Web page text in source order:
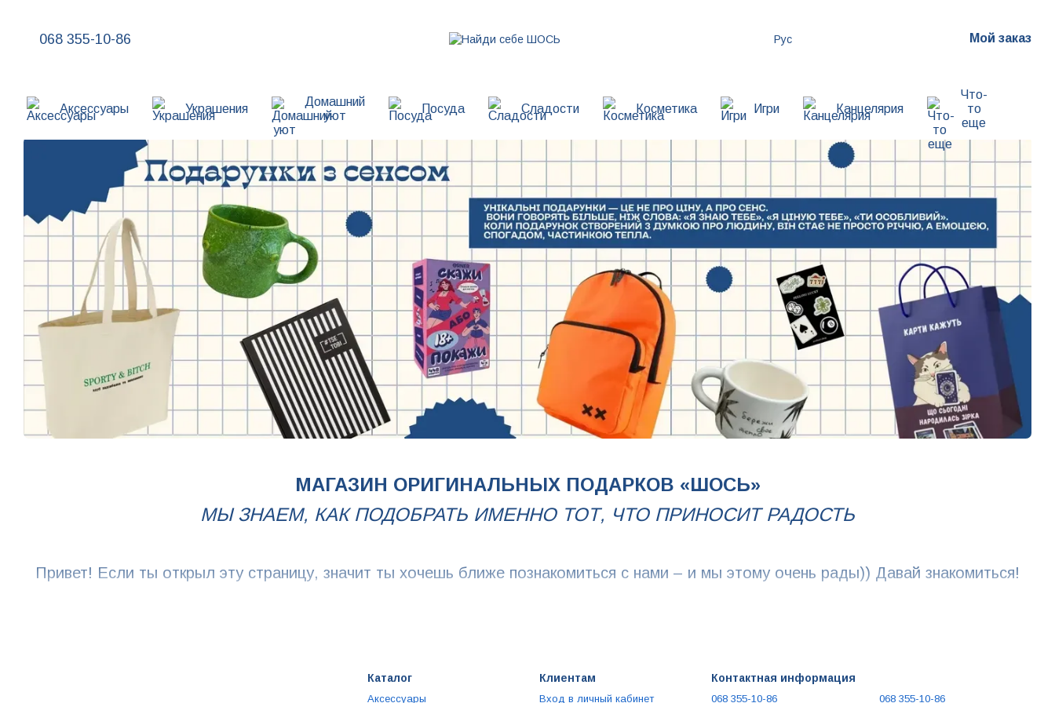
068 355-10-86 Рус Мой заказ
Аксессуары Украшения
Домашний
уют
Посуда Сладости Косметика Игри Канцелярия
Что-
то
еще
МАГАЗИН ОРИГИНАЛЬНЫХ ПОДАРКОВ «ШОСЬ»
МЫ ЗНАЕМ, КАК ПОДОБРАТЬ ИМЕННО ТОТ, ЧТО ПРИНОСИТ РАДОСТЬ
Привет! Если ты открыл эту страницу, значит ты хочешь ближе познакомиться с нами – и мы этому очень рады)) Давай знакомиться!
Мы «ШОСЬ» - интернет-магазин оригинальных подарков, где ты сможешь найти интересные штучки для кого угодно.
Серьйозно! На день рождения друга или коллеги, на годовщину родителям, что-то романтическое любимой или любимому, стильный
Каталог
Аксессуары
Клиентам
Вход в личный кабинет
Контактная информация
068 355-10-86 068 355-10-86